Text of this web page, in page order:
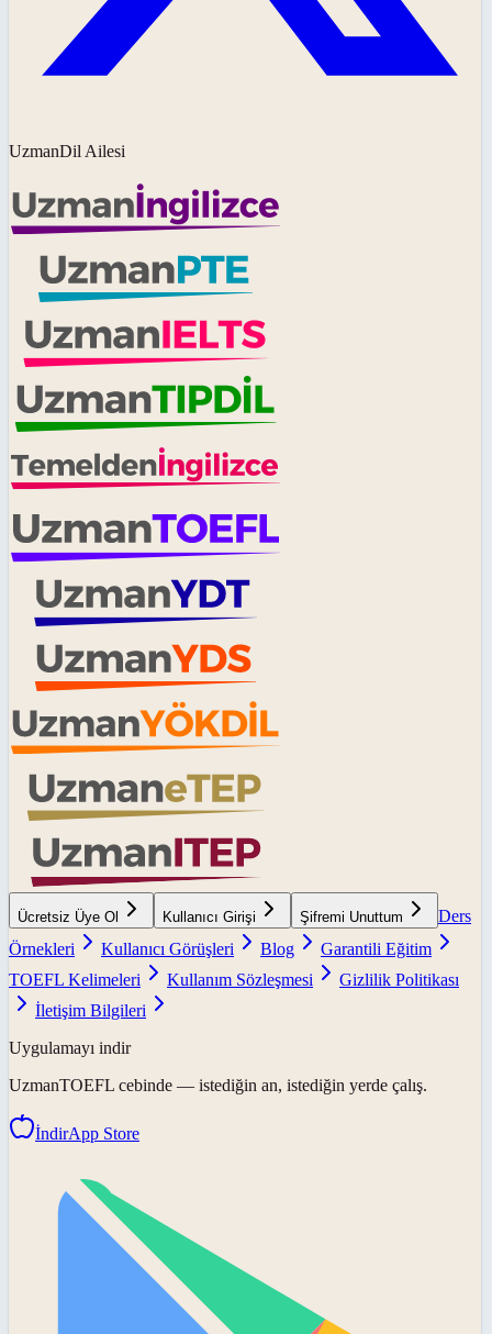
UzmanDil Ailesi
Ücretsiz Üye Ol Kullanıcı Girişi Şifremi Unuttum
Ders
Örnekleri
Kullanıcı Görüşleri Blog
Garantili Eğitim
TOEFL Kelimeleri
Kullanım Sözleşmesi
Gizlilik Politikası
İletişim Bilgileri
Uygulamayı indir
UzmanTOEFL cebinde — istediğin an, istediğin yerde çalış.
İndirApp Store